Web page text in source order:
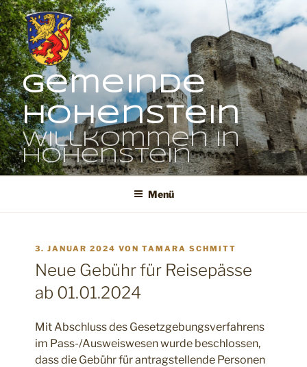
Zum
Inhalt
springen
Gemeinde
Hohenstein
Willkommen in
Hohenstein
Menü
VERÖFFENTLICHT
AM
3. JANUAR 2024 VONTAMARA SCHMITT
Neue Gebühr für Reisepässe
ab 01.01.2024
Mit Abschluss des Gesetzgebungsverfahrens
im Pass-/Ausweiswesen wurde beschlossen,
dass die Gebühr für antragstellende Personen